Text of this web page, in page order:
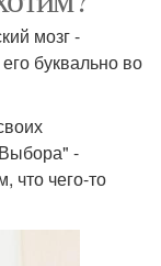
мозг -
буквально во
-
что чего-то